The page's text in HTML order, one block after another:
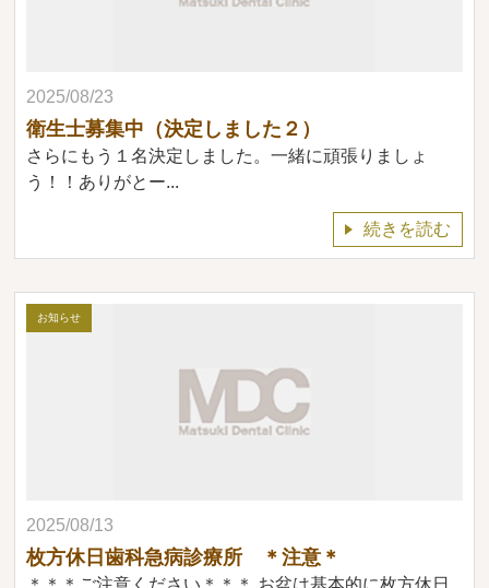
2025/08/23
衛生士募集中（決定しました２）
さらにもう１名決定しました。一緒に頑張りましょ
う！！ありがとー...
続きを読む
お知らせ
2025/08/13
枚方休日歯科急病診療所 ＊注意＊
＊＊＊ご注意ください＊＊＊ お盆は基本的に枚方休日